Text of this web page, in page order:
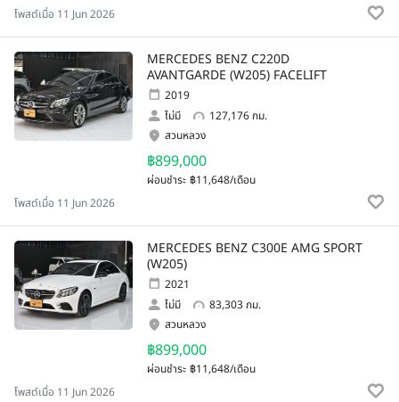
โพสต์เมื่อ 11 Jun 2026
MERCEDES BENZ C220D
AVANTGARDE (W205) FACELIFT
2019
ไม่มี
127,176 กม.
฿899,000
ผ่อนชำระ ฿11,648/เดือน
สวนหลวง
โพสต์เมื่อ 11 Jun 2026
MERCEDES BENZ C300E AMG SPORT
(W205)
2021
ไม่มี
83,303 กม.
฿899,000
ผ่อนชำระ ฿11,648/เดือน
สวนหลวง
โพสต์เมื่อ 11 Jun 2026